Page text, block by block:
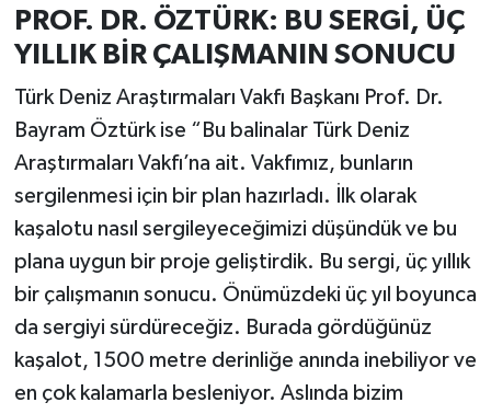
PROF. DR. ÖZTÜRK: BU SERGİ, ÜÇ
YILLIK BİR ÇALIŞMANIN SONUCU
Türk Deniz Araştırmaları Vakfı Başkanı Prof. Dr.
Bayram Öztürk ise “Bu balinalar Türk Deniz
Araştırmaları Vakfı’na ait. Vakfımız, bunların
sergilenmesi için bir plan hazırladı. İlk olarak
kaşalotu nasıl sergileyeceğimizi düşündük ve bu
plana uygun bir proje geliştirdik. Bu sergi, üç yıllık
bir çalışmanın sonucu. Önümüzdeki üç yıl boyunca
da sergiyi sürdüreceğiz. Burada gördüğünüz
kaşalot, 1500 metre derinliğe anında inebiliyor ve
en çok kalamarla besleniyor. Aslında bizim